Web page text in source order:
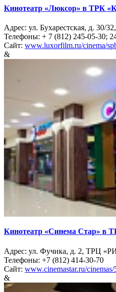
Кинотеатр «Люксор» в ТРК
Адрес: ул. Бухарестская, д. 30/
Телефоны: + 7 (812) 245-05-30;
Сайт: www.luxorfilm.ru/cinema/
&
Кинотеатр «Синема Стар» в
Адрес: ул. Фучика, д. 2, ТРЦ
Телефоны: +7 (812) 414-30-70
Сайт: www.cinemastar.ru/cinemas/
&